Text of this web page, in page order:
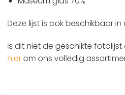
Deze lijst is ook beschikbaar in
Is dit niet de geschikte fotolijst
hierom ons volledig